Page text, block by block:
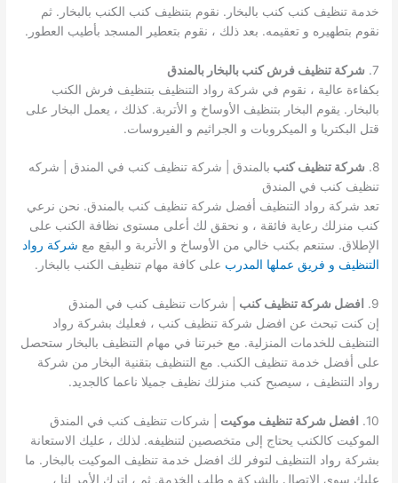
خدمة تنظيف كنب كنب بالبخار. نقوم بتنظيف كنب الكنب بالبخار. ثم
نقوم بتطهيره و تعقيمه. بعد ذلك ، نقوم بتعطير المسجد بأطيب العطور.
7. شركة تنظيف فرش كنب بالبخار بالمندق
بكفاءة عالية ، نقوم في شركة رواد التنظيف بتنظيف فرش الكنب
بالبخار. يقوم البخار بتنظيف الأوساخ و الأتربة. كذلك ، يعمل البخار على
قتل البكتريا و الميكروبات و الجراثيم و الفيروسات.
8. شركة تنظيف كنب بالمندق | شركة تنظيف كنب في المندق | شركه
تنظيف كنب في المندق
تعد شركة رواد التنظيف أفضل شركة تنظيف كنب بالمندق. نحن نرعي
كنب منزلك رعاية فائقة ، و نحقق لك أعلى مستوى نظافة الكنب على
الإطلاق. ستنعم بكنب خالي من الأوساخ و الأتربة و البقع مع شركة رواد
التنظيف و فريق عملها المدرب على كافة مهام تنظيف الكنب بالبخار.
9. افضل شركة تنظيف كنب | شركات تنظيف كنب في المندق
إن كنت تبحث عن افضل شركة تنظيف كنب ، فعليك بشركة رواد
التنظيف للخدمات المنزلية. مع خبرتنا في مهام التنظيف بالبخار ستحصل
على أفضل خدمة تنظيف الكنب. مع التنظيف بتقنية البخار من شركة
رواد التنظيف ، سيصبح كنب منزلك نظيف جميلا ناعما كالجديد.
10. افضل شركة تنظيف موكيت | شركات تنظيف كنب في المندق
الموكيت كالكنب يحتاج إلى متخصصين لتنظيفه. لذلك ، عليك الاستعانة
بشركة رواد التنظيف لتوفر لك افضل خدمة تنظيف الموكيت بالبخار. ما
عليك سوى الاتصال بالشركة و طلب الخدمة. ثم ، اترك الأمر لنا ،